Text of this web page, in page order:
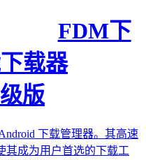
FDM下
载器
版
下载管理器。其高速
其成为用户首选的下载工